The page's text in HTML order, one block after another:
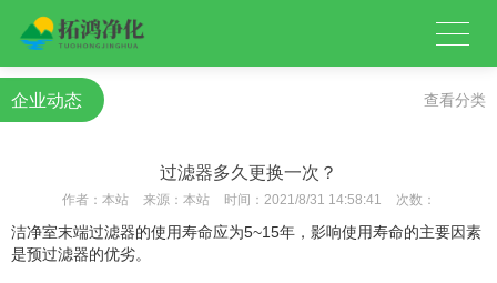
企业动态 查看分类
过滤器多久更换一次？
作者： 本站 来源： 本站 时间： 2021/8/31 14:58:41 次数：
洁净室末端过滤器的使用寿命应为5~15年，影响使用寿命的主要因素
是预过滤器的优劣。